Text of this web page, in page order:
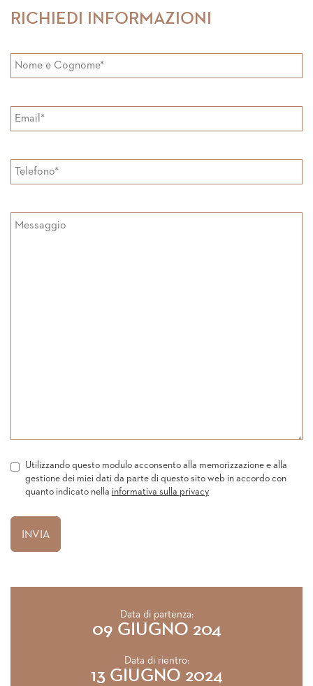
RICHIEDI INFORMAZIONI
Utilizzando questo modulo acconsento alla memorizzazione e alla
gestione dei miei dati da parte di questo sito web in accordo con
quanto indicato nella informativa sulla privacy
Data di partenza:
09 GIUGNO 204
Data di rientro:
13 GIUGNO 2024